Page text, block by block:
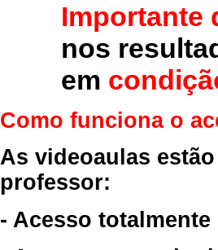
Importante
nos
em
Como funciona o
As videoaulas
professor:
- Acesso